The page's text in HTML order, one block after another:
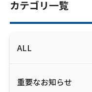
カテゴリ一覧
ALL
重要なお知らせ